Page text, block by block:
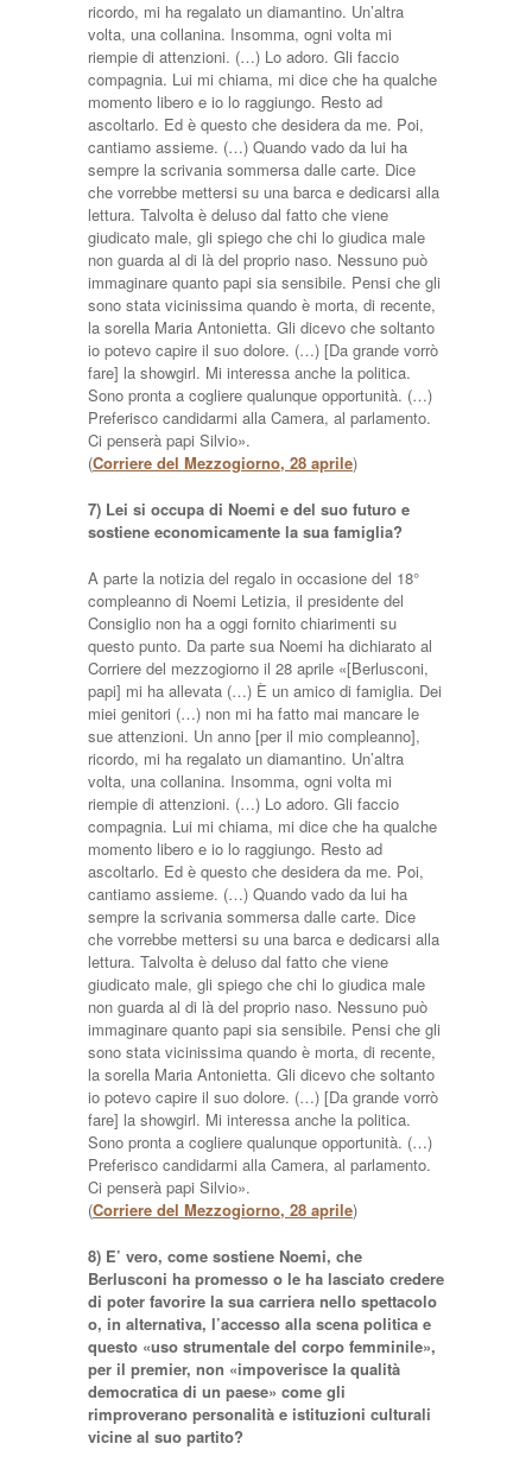
ricordo, mi ha regalato un diamantino. Un’altra
volta, una collanina. Insomma, ogni volta mi
riempie di attenzioni. (…) Lo adoro. Gli faccio
compagnia. Lui mi chiama, mi dice che ha qualche
momento libero e io lo raggiungo. Resto ad
ascoltarlo. Ed è questo che desidera da me. Poi,
cantiamo assieme. (…) Quando vado da lui ha
sempre la scrivania sommersa dalle carte. Dice
che vorrebbe mettersi su una barca e dedicarsi alla
lettura. Talvolta è deluso dal fatto che viene
giudicato male, gli spiego che chi lo giudica male
non guarda al di là del proprio naso. Nessuno può
immaginare quanto papi sia sensibile. Pensi che gli
sono stata vicinissima quando è morta, di recente,
la sorella Maria Antonietta. Gli dicevo che soltanto
io potevo capire il suo dolore. (…) [Da grande vorrò
fare] la showgirl. Mi interessa anche la politica.
Sono pronta a cogliere qualunque opportunità. (…)
Preferisco candidarmi alla Camera, al parlamento.
Ci penserà papi Silvio».
(Corriere del Mezzogiorno, 28 aprile)
7) Lei si occupa di Noemi e del suo futuro e
sostiene economicamente la sua famiglia?
A parte la notizia del regalo in occasione del 18°
compleanno di Noemi Letizia, il presidente del
Consiglio non ha a oggi fornito chiarimenti su
questo punto. Da parte sua Noemi ha dichiarato al
Corriere del mezzogiorno il 28 aprile «[Berlusconi,
papi] mi ha allevata (…) È un amico di famiglia. Dei
miei genitori (…) non mi ha fatto mai mancare le
sue attenzioni. Un anno [per il mio compleanno],
ricordo, mi ha regalato un diamantino. Un’altra
volta, una collanina. Insomma, ogni volta mi
riempie di attenzioni. (…) Lo adoro. Gli faccio
compagnia. Lui mi chiama, mi dice che ha qualche
momento libero e io lo raggiungo. Resto ad
ascoltarlo. Ed è questo che desidera da me. Poi,
cantiamo assieme. (…) Quando vado da lui ha
sempre la scrivania sommersa dalle carte. Dice
che vorrebbe mettersi su una barca e dedicarsi alla
lettura. Talvolta è deluso dal fatto che viene
giudicato male, gli spiego che chi lo giudica male
non guarda al di là del proprio naso. Nessuno può
immaginare quanto papi sia sensibile. Pensi che gli
sono stata vicinissima quando è morta, di recente,
la sorella Maria Antonietta. Gli dicevo che soltanto
io potevo capire il suo dolore. (…) [Da grande vorrò
fare] la showgirl. Mi interessa anche la politica.
Sono pronta a cogliere qualunque opportunità. (…)
Preferisco candidarmi alla Camera, al parlamento.
Ci penserà papi Silvio».
(Corriere del Mezzogiorno, 28 aprile)
8) E’ vero, come sostiene Noemi, che
Berlusconi ha promesso o le ha lasciato credere
di poter favorire la sua carriera nello spettacolo
o, in alternativa, l’accesso alla scena politica e
questo «uso strumentale del corpo femminile»,
per il premier, non «impoverisce la qualità
democratica di un paese» come gli
rimproverano personalità e istituzioni culturali
vicine al suo partito?